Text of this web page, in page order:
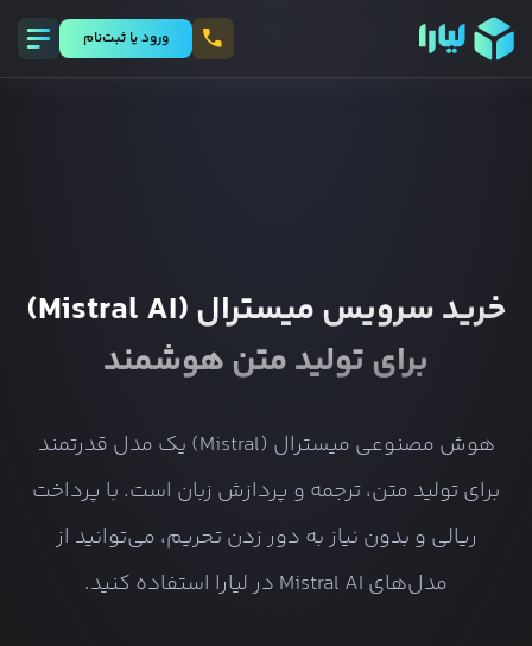
ورود يا ثبت‌نام
خرید سرویس میسترال (Mistral AI)
برای تولید متن هوشمند
هوش مصنوعی میسترال (Mistral) یک مدل قدرتمند
برای تولید متن، ترجمه و پردازش زبان است. با پرداخت
ریالی و بدون نیاز به دور زدن تحریم، می‌توانید از
مدل‌های Mistral AI در لیارا استفاده کنید.